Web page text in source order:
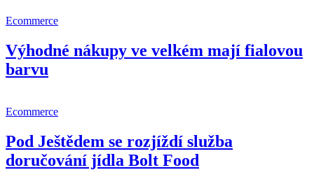
Ecommerce
Výhodné nákupy ve velkém mají fialovou
barvu
Ecommerce
Pod Ještědem se rozjíždí služba
doručování jídla Bolt Food